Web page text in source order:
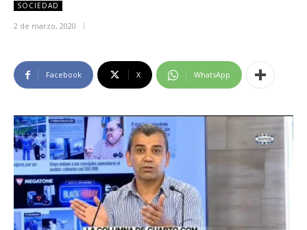
SOCIEDAD
2 de marzo, 2020
Facebook X WhatsApp